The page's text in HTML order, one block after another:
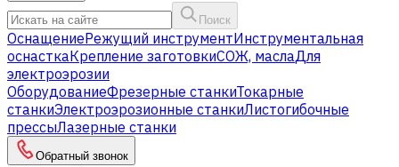
Поиск
ОснащениеРежущий инструментИнструментальная
оснасткаКрепление заготовкиСОЖ, маслаДля
электроэрозии
ОборудованиеФрезерные станкиТокарные
станкиЭлектроэрозионные станкиЛистогибочные
прессыЛазерные станки
Обратный звонок